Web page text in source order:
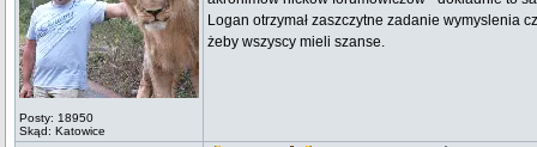
Posty: 18950
Skąd: Katowice
Logan otrzymał zaszczytne zadanie wymyslenia
żeby wszyscy mieli szanse.